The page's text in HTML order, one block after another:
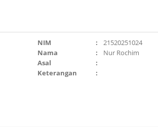
NIM :
21520251024
Nama
:
Nur Rochim
Asal
:
Keterangan
: